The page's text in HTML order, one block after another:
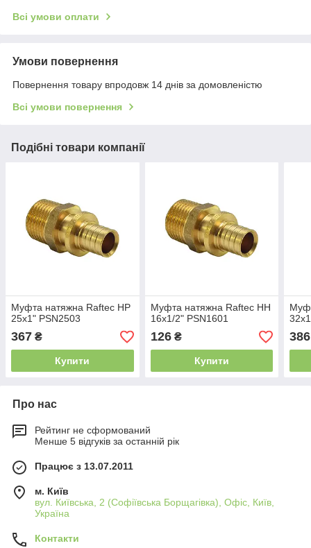
Всі умови оплати
Умови повернення
Повернення товару впродовж 14 днів за домовленістю
Всі умови повернення
Подібні товари компанії
Муфта натяжна Raftec НР
25x1" PSN2503
367 ₴
Купити
Муфта натяжна Raftec НН
16x1/2" PSN1601
126₴
Купити
386
Про нас
Рейтинг не сформований
Менше 5 відгуків за останній рік
Працює з 13.07.2011
м. Київ
вул. Київська, 2 (Софіївська Борщагівка), Офіс, Київ,
Україна
Контакти